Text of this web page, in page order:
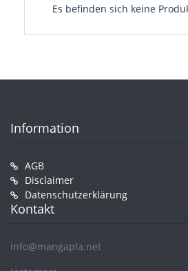
Es befinden sich keine
Information
AGB
Disclaimer
Datenschutzerklärung
Kontakt
info@mangapla.net